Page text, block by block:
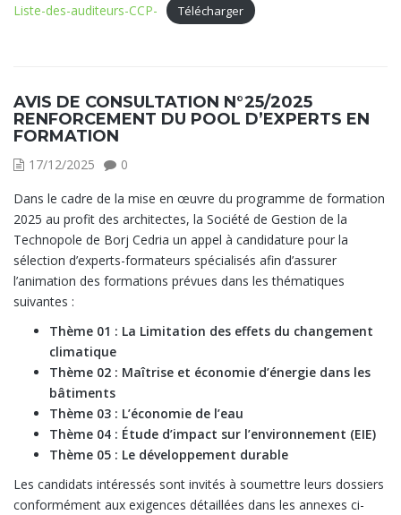
Liste-des-auditeurs-CCP- Télécharger
AVIS DE CONSULTATION N°25/2025
RENFORCEMENT DU POOL D’EXPERTS EN
FORMATION
17/12/2025
0
Dans le cadre de la mise en œuvre du programme de formation
2025 au profit des architectes, la Société de Gestion de la
Technopole de Borj Cedria un appel à candidature pour la
sélection d’experts-formateurs spécialisés afin d’assurer
l’animation des formations prévues dans les thématiques
suivantes :
Thème 01 : La Limitation des effets du changement
climatique
Thème 02 : Maîtrise et économie d’énergie dans les
bâtiments
Thème 03 : L’économie de l’eau
Thème 04 : Étude d’impact sur l’environnement (EIE)
Thème 05 : Le développement durable
Les candidats intéressés sont invités à soumettre leurs dossiers
conformément aux exigences détaillées dans les annexes ci-